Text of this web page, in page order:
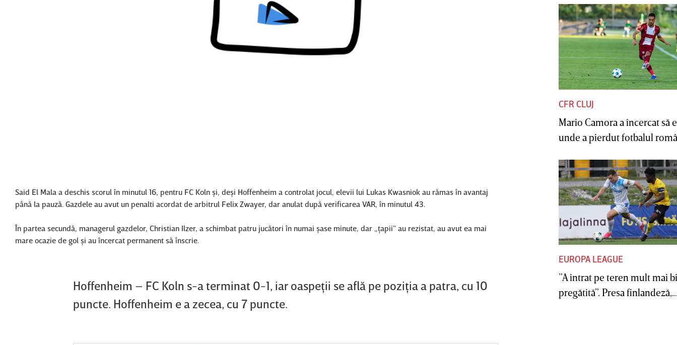
Said El Mala a deschis scorul în minutul 16, pentru FC Koln şi, deşi Hoffenheim a controlat jocul, elevii lui Lukas Kwasniok au rămas în avantaj
până la pauză. Gazdele au avut un penalti acordat de arbitrul Felix Zwayer, dar anulat după verificarea VAR, în minutul 43.
În partea secundă, managerul gazdelor, Christian Ilzer, a schimbat patru jucători în numai şase minute, dar „ţapii” au rezistat, au avut ea mai
mare ocazie de gol şi au încercat permanent să înscrie.
Hoffenheim – FC Koln s-a terminat 0-1, iar oaspeţii se află pe poziţia a patra, cu 10
puncte. Hoffenheim e a zecea, cu 7 puncte.
CFR CLUJ
Mario Camora a încercat să
unde a pierdut fotbalul
EUROPA LEAGUE
”A intrat pe teren mult mai
pregătită”. Presa